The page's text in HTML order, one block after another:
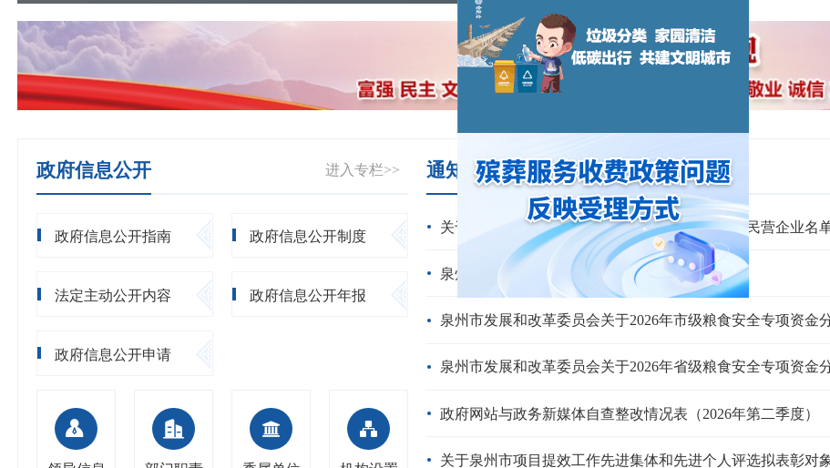
政府信息公开 进入专栏>>
政府信息公开指南 政府信息公开制度
法定主动公开内容 政府信息公开年报
政府信息公开申请
通知公告 每日行情 价比三家
关于对拟推荐参评福建省优秀民营企业家和优秀民营企业名
泉州市差别化停车服务收费政策目录清单
泉州市发展和改革委员会关于2026年市级粮食安全专项资金
泉州市发展和改革委员会关于2026年省级粮食安全专项资金
政府网站与政务新媒体自查整改情况表（2026年第二季度）
关于泉州市项目提效工作先进集体和先进个人评选拟表彰对